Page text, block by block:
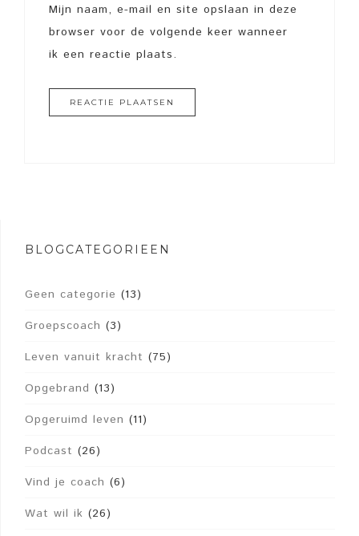
Mijn naam, e-mail en site opslaan in deze
browser voor de volgende keer wanneer
ik een reactie plaats.
BLOGCATEGORIEËN
Geen categorie (13)
Groepscoach (3)
Leven vanuit kracht (75)
Opgebrand (13)
Opgeruimd leven (11)
Podcast (26)
Vind je coach (6)
Wat wil ik (26)